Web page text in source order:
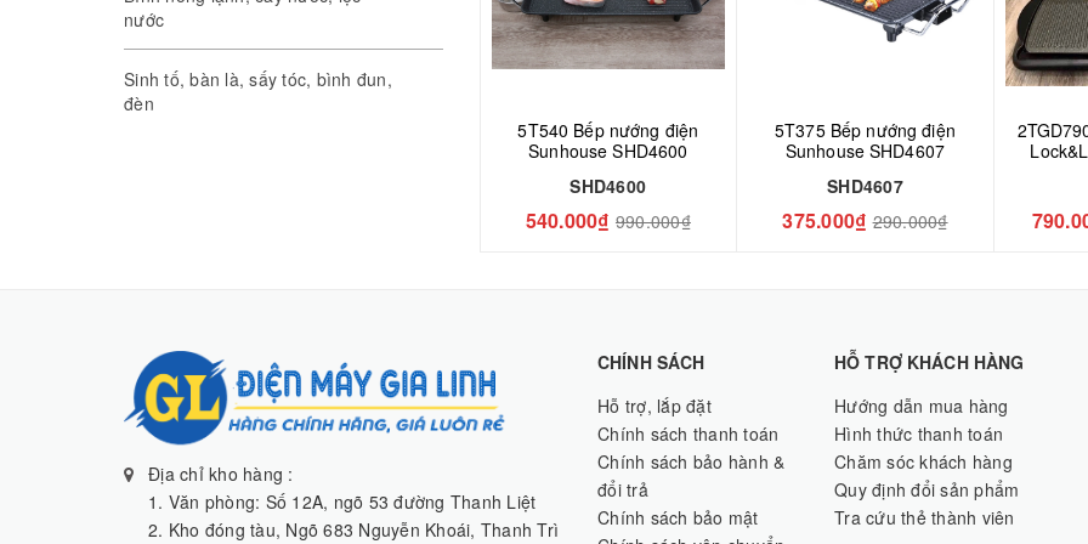
nước
Sinh tố, bàn là, sấy tóc, bình đun,
đèn
5T540 Bếp nướng điện
Sunhouse SHD4600
SHD4600
540.000₫ 990.000₫
5T375 Bếp nướng điện
Sunhouse SHD4607
SHD4607
375.000₫ 290.000₫
Địa chỉ kho hàng :
1. Văn phòng: Số 12A, ngõ 53 đường Thanh Liệt
2. Kho đóng tàu, Ngõ 683 Nguyễn Khoái, Thanh Trì
CHÍNH SÁCH
Hỗ trợ, lắp đặt
Chính sách thanh toán
Chính sách bảo hành &
đổi trả
Chính sách bảo mật
HỖ TRỢ KHÁCH HÀNG
Hướng dẫn mua hàng
Hình thức thanh toán
Chăm sóc khách hàng
Quy định đổi sản phẩm
Tra cứu thẻ thành viên